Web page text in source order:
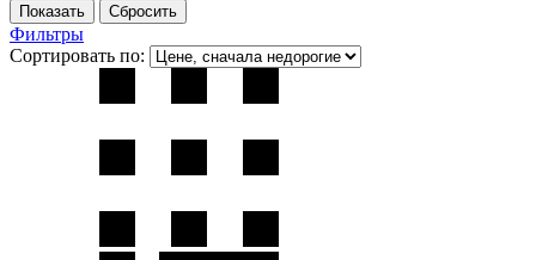
Фильтры
Сортировать по: